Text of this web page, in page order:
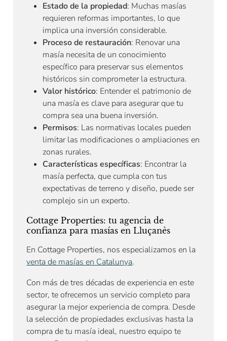
Estado de la propiedad: Muchas masías
requieren reformas importantes, lo que
implica una inversión considerable.
Proceso de restauración: Renovar una
masía necesita de un conocimiento
específico para preservar sus elementos
históricos sin comprometer la estructura.
Valor histórico: Entender el patrimonio de
una masía es clave para asegurar que tu
compra sea una buena inversión.
Permisos: Las normativas locales pueden
limitar las modificaciones o ampliaciones en
zonas rurales.
Características específicas: Encontrar la
masía perfecta, que cumpla con tus
expectativas de terreno y diseño, puede ser
complejo sin un experto.
Cottage Properties: tu agencia de
confianza para masías en Lluçanès
En Cottage Properties, nos especializamos en la
venta de masías en Catalunya.
Con más de tres décadas de experiencia en este
sector, te ofrecemos un servicio completo para
asegurar la mejor experiencia de compra. Desde
la selección de propiedades exclusivas hasta la
compra de tu masía ideal, nuestro equipo te